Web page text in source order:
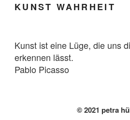
KUNST WAHRHEIT
Kunst ist eine Lüge, die uns
erkennen lässt.
Pablo Picasso
© 2021 petra